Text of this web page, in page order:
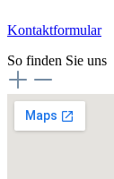
Kontaktformular
So finden Sie uns